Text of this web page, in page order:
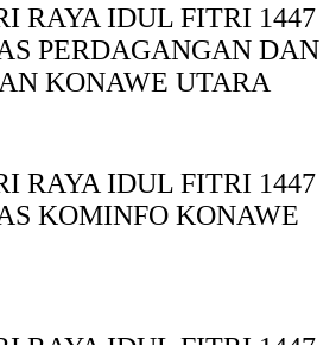
RAYA IDUL FITRI 1447
PERDAGANGAN DAN
KONAWE UTARA
RAYA IDUL FITRI 1447
KOMINFO KONAWE